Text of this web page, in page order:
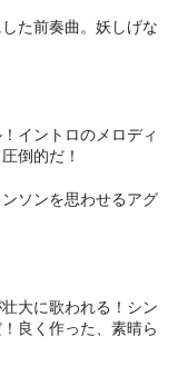
た前奏曲。妖しげな
イントロのメロディ
倒的だ！
ソンを思わせるアグ
大に歌われる！シン
良く作った、素晴ら